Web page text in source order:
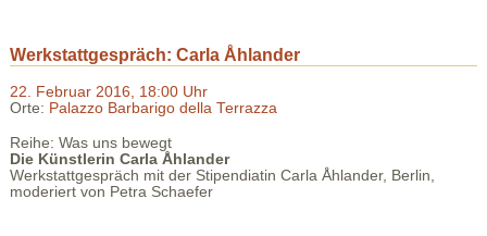
Werkstattgespräch: Carla Åhlander
22. Februar 2016, 18:00 Uhr
Orte: Palazzo Barbarigo della Terrazza
Reihe: Was uns bewegt
Die Künstlerin Carla Åhlander
Werkstattgespräch mit der Stipendiatin Carla Åhlander, Berlin,
moderiert von Petra Schaefer